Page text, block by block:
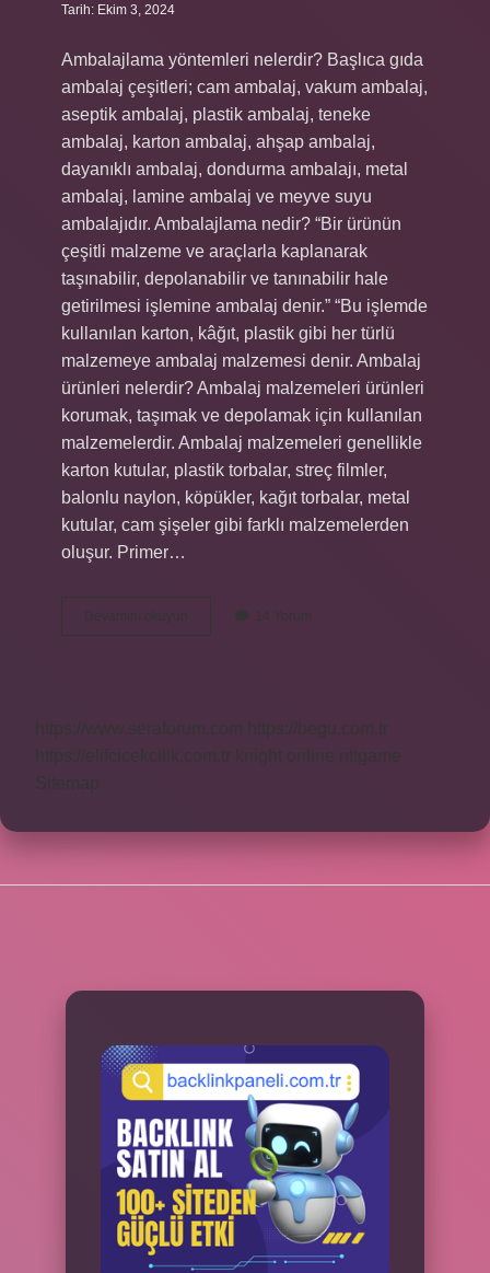
Tarih: Ekim 3, 2024
Ambalajlama yöntemleri nelerdir? Başlıca gıda
ambalaj çeşitleri; cam ambalaj, vakum ambalaj,
aseptik ambalaj, plastik ambalaj, teneke
ambalaj, karton ambalaj, ahşap ambalaj,
dayanıklı ambalaj, dondurma ambalajı, metal
ambalaj, lamine ambalaj ve meyve suyu
ambalajıdır. Ambalajlama nedir? “Bir ürünün
çeşitli malzeme ve araçlarla kaplanarak
taşınabilir, depolanabilir ve tanınabilir hale
getirilmesi işlemine ambalaj denir.” “Bu işlemde
kullanılan karton, kâğıt, plastik gibi her türlü
malzemeye ambalaj malzemesi denir. Ambalaj
ürünleri nelerdir? Ambalaj malzemeleri ürünleri
korumak, taşımak ve depolamak için kullanılan
malzemelerdir. Ambalaj malzemeleri genellikle
karton kutular, plastik torbalar, streç filmler,
balonlu naylon, köpükler, kağıt torbalar, metal
kutular, cam şişeler gibi farklı malzemelerden
oluşur. Primer…
Ambalajlama 14 Yorum
https://www.seraforum.com
https://begu.com.tr
https://elifcicekcilik.com.tr
knight online
nttgame